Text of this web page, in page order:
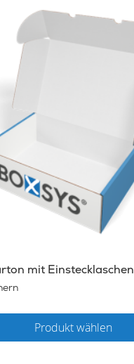
mit Einstecklaschen
Produkt wählen